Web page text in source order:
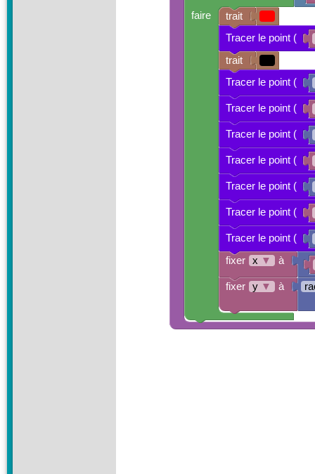
fixer y ▼ à
fixer x ▼ à
Tracer le point (
Tracer le point (
Tracer le point (
Tracer le point (
Tracer le point (
Tracer le point (
Tracer le point (
trait
Tracer le point (
trait
faire